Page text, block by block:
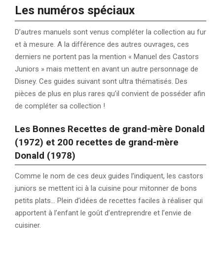
Les numéros spéciaux
D’autres manuels sont venus compléter la collection au fur
et à mesure. A la différence des autres ouvrages, ces
derniers ne portent pas la mention « Manuel des Castors
Juniors » mais mettent en avant un autre personnage de
Disney. Ces guides suivant sont ultra thématisés. Des
pièces de plus en plus rares qu’il convient de posséder afin
de compléter sa collection !
Les Bonnes Recettes de grand-mère Donald
(1972) et 200 recettes de grand-mère
Donald (1978)
Comme le nom de ces deux guides l’indiquent, les castors
juniors se mettent ici à la cuisine pour mitonner de bons
petits plats… Plein d’idées de recettes faciles à réaliser qui
apportent à l’enfant le goût d’entreprendre et l’envie de
cuisiner.